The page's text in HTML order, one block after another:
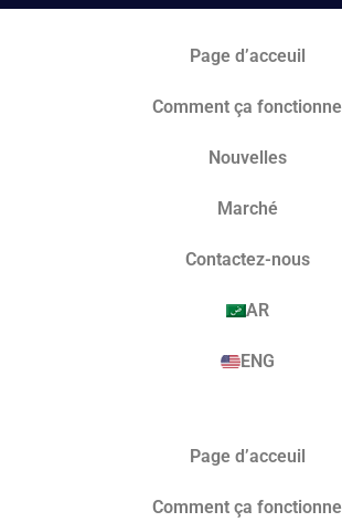
Page d’acceuil
Comment ça fonctionne
Nouvelles
Marché​
Contactez-nous
AR
ENG
Page d’acceuil
Comment ça fonctionne